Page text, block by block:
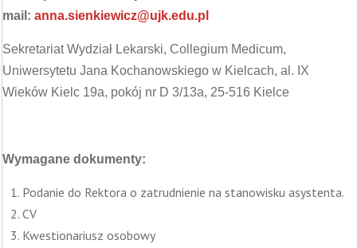
mail: anna.sienkiewicz@ujk.edu.pl
Sekretariat Wydział Lekarski, Collegium Medicum,
Uniwersytetu Jana Kochanowskiego w Kielcach, al. IX
Wieków Kielc 19a, pokój nr D 3/13a, 25-516 Kielce
Wymagane dokumenty:
Podanie do Rektora o zatrudnienie na stanowisku asystenta.
CV
Kwestionariusz osobowy